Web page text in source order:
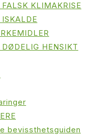
KLIMAKRISE
HENSIKT
bevissthetsguiden